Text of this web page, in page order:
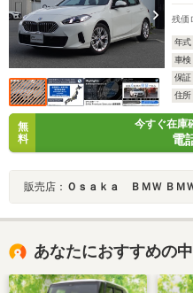
残価
年式
車検
保証
住所
無
料
今すぐ在庫
電
販売店： Ｏｓａｋａ ＢＭＷ ＢＭＷ Ｐｒ
あなたにおすすめの